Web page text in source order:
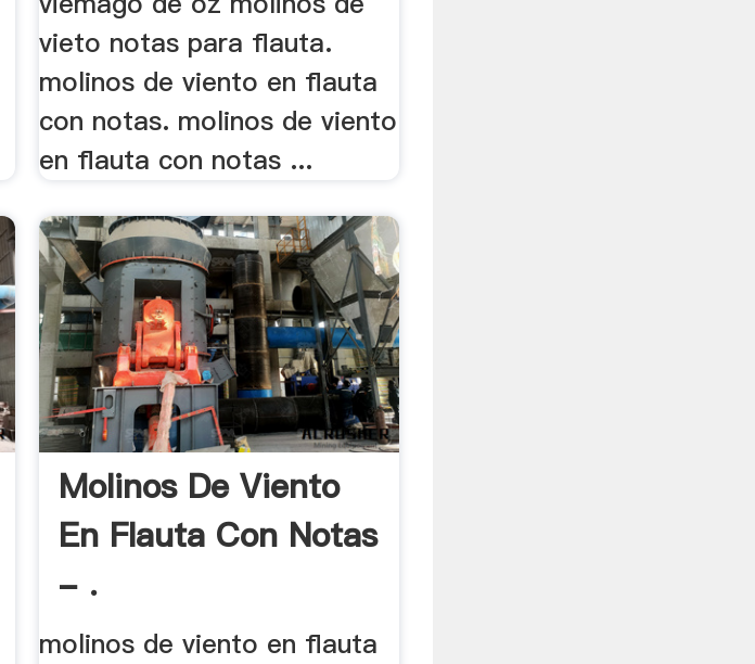
vieto notas para flauta.
molinos de viento en flauta
con notas. molinos de viento
en flauta con notas ...
Molinos De Viento
En Flauta Con Notas
- .
molinos de viento en flauta